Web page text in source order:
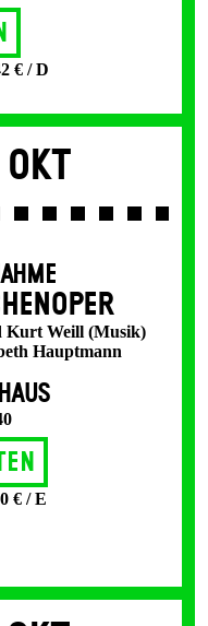
€ / D
Kurt Weill (Musik)
Hauptmann
€ / E